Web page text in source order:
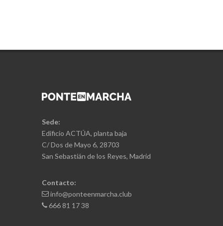
Sede:
Edificio ACTÚA, planta baja
C/ Dos de Mayo 6, 28703
San Sebastián de los Reyes, Madrid
Contacto:
info@ponteenmarcha.club
666 81 17 38